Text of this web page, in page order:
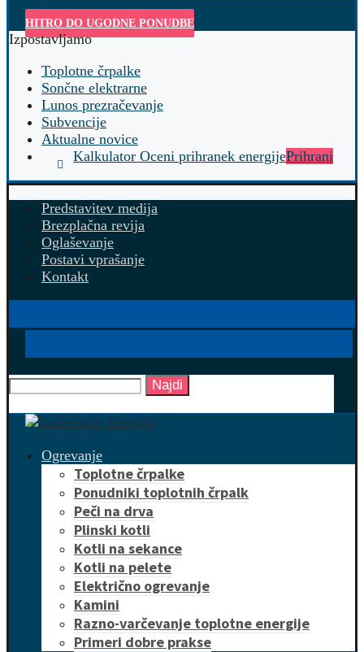
HITRO DO UGODNE PONUDBE
Izpostavljamo
Toplotne črpalke
Sončne elektrarne
Lunos prezračevanje
Subvencije
Aktualne novice
Kalkulator Oceni prihranek energijePrihrani
Predstavitev medija
Brezplačna revija
Oglaševanje
Postavi vprašanje
Kontakt
Najdi
Ogrevanje
Toplotne črpalke
Ponudniki toplotnih črpalk
Peči na drva
Plinski kotli
Kotli na sekance
Kotli na pelete
Električno ogrevanje
Kamini
Razno-varčevanje toplotne energije
Primeri dobre prakse